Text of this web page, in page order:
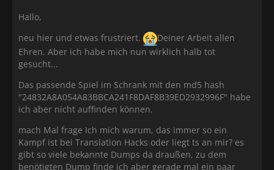
Hallo,
neu hier und etwas frustriert.
Deiner Arbeit allen
Ehren. Aber ich habe mich nun wirklich halb tot
gesucht...
Das passende Spiel im Schrank mit den md5 hash
"24832A8A054A83BBCA241F8DAF8B39ED2932996F" habe
ich aber nicht auffinden können.
mach Mal frage Ich mich warum, das immer so ein
Kampf ist bei Translation Hacks oder liegt ts an mir? es
gibt so viele bekannte Dumps da draußen, zu dem
benötigten Dump finde ich aber gerade mal ein paar